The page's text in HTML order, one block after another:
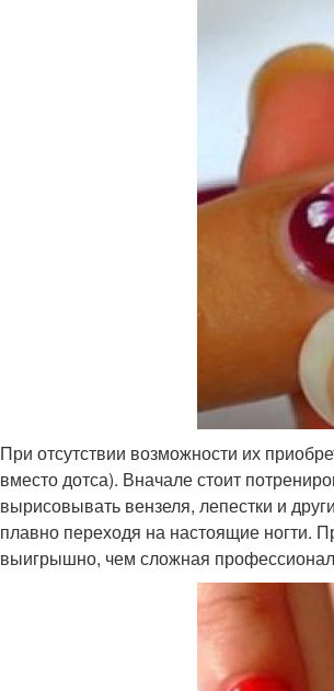
При отсутствии возможности их
вместо дотса). Вначале стоит
вырисовывать вензеля, лепестки и
плавно переходя на настоящие ногти.
выигрышно, чем сложная